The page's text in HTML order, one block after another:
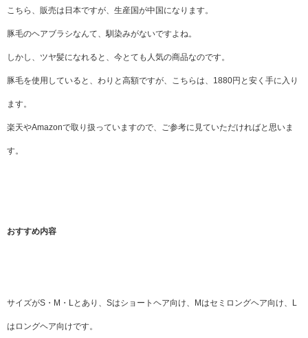
こちら、販売は日本ですが、生産国が中国になります。
豚毛のヘアブラシなんて、馴染みがないですよね。
しかし、ツヤ髪になれると、今とても人気の商品なのです。
豚毛を使用していると、わりと高額ですが、こちらは、1880円と安く手に入り
ます。
楽天やAmazonで取り扱っていますので、ご参考に見ていただければと思いま
す。
おすすめ内容
サイズがS・M・Lとあり、Sはショートヘア向け、Mはセミロングヘア向け、L
はロングヘア向けです。